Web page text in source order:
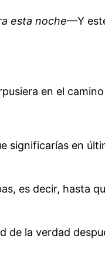
esta noche—Y
en el
significarías en
es decir, hasta
de la verdad